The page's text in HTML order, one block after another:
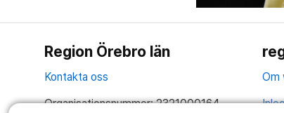
Region Örebro län
Kontakta oss
Organisationsnummer: 2321000164
Om